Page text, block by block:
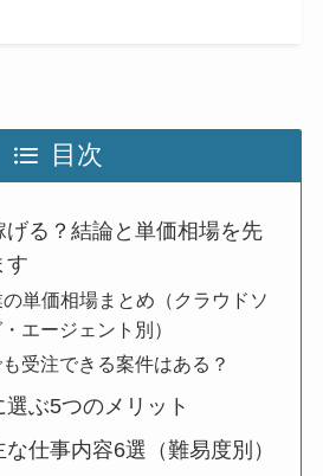
目次
げる？結論と単価相場を先
す
単価相場まとめ（クラウドソ
エージェント別）
受注できる案件はある？
ぶ5つのメリット
仕事内容6選（難易度別）